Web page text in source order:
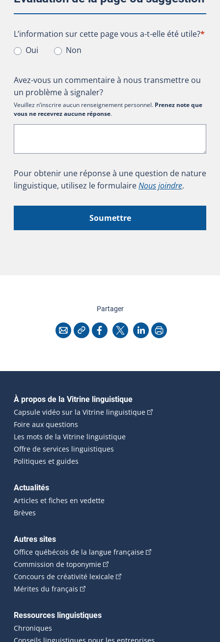
L’information sur cette page vous a-t-elle été utile?
L’information sur cette page vous a-t-elle été utile?*
Oui
Non
Avez-vous un commentaire à nous transmettre ou
un problème à signaler?
Veuillez n’inscrire aucun renseignement personnel. Prenez note que
vous ne recevrez aucune réponse.
Pour obtenir une réponse à une question de nature
linguistique, utilisez le formulaireNous joindre.
Soumettre
Partagercette page
CourrielCopier l'adresse
Facebook
X LinkedInImprimer
Navigation principale
À propos de la Vitrine linguistique
Capsule vidéo sur la Vitrine linguistique(Cet hyperlien
Foire aux questions
Les mots de la Vitrine linguistique
Offre de services linguistiques
Politiques et guides
Actualités
Articles et fiches en vedette
Brèves
Autres sites
Office québécois de la langue française(Cet hyperlien
Commission de toponymie(Cet hyperlien externe s'ouvrira
Concours de créativité lexicale(Cet hyperlien externe
Mérites du français (Cet hyperlien externe s'ouvrira dans une
Ressources linguistiques
Chroniques
Conseils linguistiques pour les entreprises